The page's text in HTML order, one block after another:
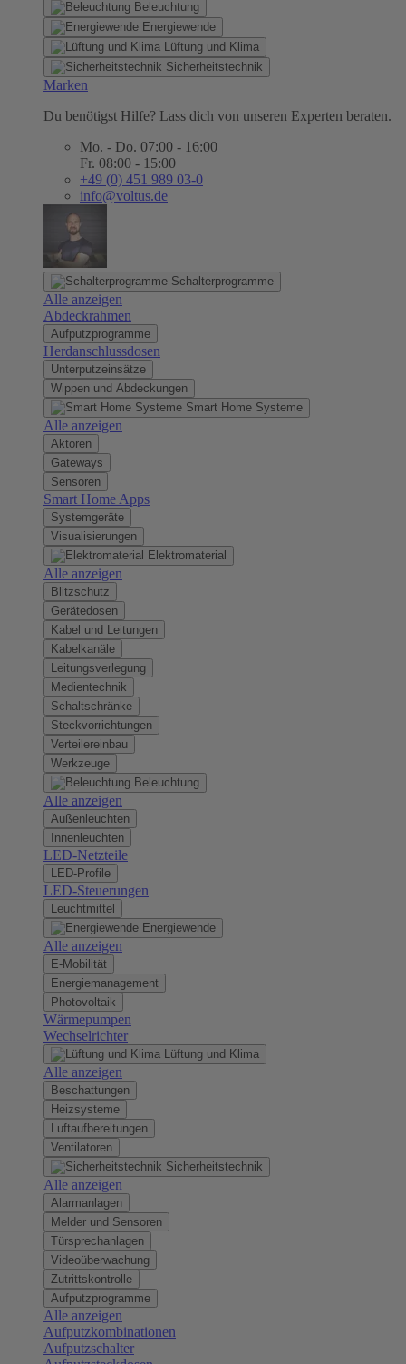
Beleuchtung
Energiewende
Lüftung und Klima
Sicherheitstechnik
Marken
Du benötigst Hilfe? Lass dich von unseren Experten beraten.
Mo. - Do. 07:00 - 16:00
Fr. 08:00 - 15:00
+49 (0) 451 989 03-0
info@voltus.de
Schalterprogramme
Alle anzeigen
Abdeckrahmen
Aufputzprogramme
Herdanschlussdosen
Unterputzeinsätze
Wippen und Abdeckungen
Smart Home Systeme
Alle anzeigen
Aktoren
Gateways
Sensoren
Smart Home Apps
Systemgeräte
Visualisierungen
Elektromaterial
Alle anzeigen
Blitzschutz
Gerätedosen
Kabel und Leitungen
Kabelkanäle
Leitungsverlegung
Medientechnik
Schaltschränke
Steckvorrichtungen
Verteilereinbau
Werkzeuge
Beleuchtung
Alle anzeigen
Außenleuchten
Innenleuchten
LED-Netzteile
LED-Profile
LED-Steuerungen
Leuchtmittel
Energiewende
Alle anzeigen
E-Mobilität
Energiemanagement
Photovoltaik
Wärmepumpen
Wechselrichter
Lüftung und Klima
Alle anzeigen
Beschattungen
Heizsysteme
Luftaufbereitungen
Ventilatoren
Sicherheitstechnik
Alle anzeigen
Alarmanlagen
Melder und Sensoren
Türsprechanlagen
Videoüberwachung
Zutrittskontrolle
Aufputzprogramme
Alle anzeigen
Aufputzkombinationen
Aufputzschalter